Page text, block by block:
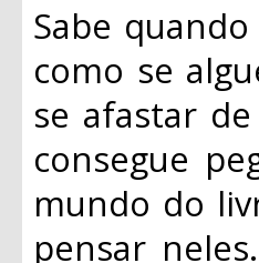
Sabe
como se
se afastar
consegue
mundo do
pensar